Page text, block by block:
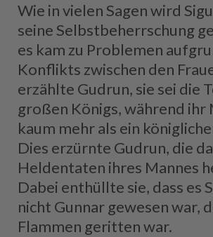
Wie in vielen Sagen wird
seine Selbstbeherrschung
es kam zu Problemen
Konflikts zwischen den
erzählte Gudrun, sie sei die
großen Königs, während ihr
kaum mehr als ein
Dies erzürnte Gudrun, die
Heldentaten ihres Mannes
Dabei enthüllte sie, dass es
nicht Gunnar gewesen war,
Flammen geritten war.